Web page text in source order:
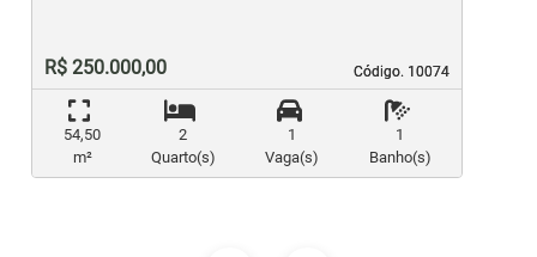
Código. 10074
Código. 10074
R$ 250.000,00
54,50
m²
2
Quarto(s)
1
Vaga(s)
1
Banho(s)